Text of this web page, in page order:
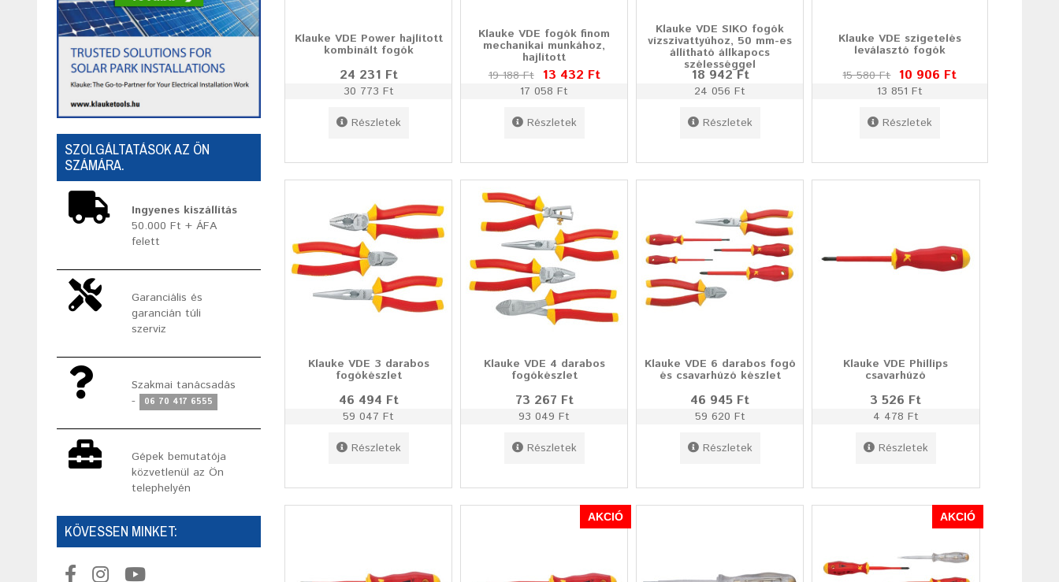
SZOLGÁLTATÁSOK AZ ÖN
SZÁMÁRA.
Ingyenes kiszállítás
50.000 Ft + ÁFA
felett
Garanciális és
garancián túli
szerviz
Szakmai tanácsadás
-
06 70 417 6555
Gépek bemutatója
közvetlenül az Ön
telephelyén
KÖVESSEN MINKET:
Klauke VDE Power hajlított
kombinált fogók
24 231 Ft
30 773 Ft
Részletek
Klauke VDE fogók finom
mechanikai munkához,
hajlított
19 188 Ft 13 432 Ft
17 058 Ft
Részletek
Klauke VDE SIKO fogók
vízszivattyúhoz, 50 mm-es
állítható állkapocs
szélességgel
18 942 Ft
24 056 Ft
Részletek
Klauke VDE szigetelés
leválasztó fogók
15 580 Ft 10 906 Ft
13 851 Ft
Részletek
Klauke VDE 3 darabos
fogókészlet
46 494 Ft
59 047 Ft
Részletek
Klauke VDE 4 darabos
fogókészlet
73 267 Ft
93 049 Ft
Részletek
Klauke VDE 6 darabos fogó
és csavarhúzó készlet
46 945 Ft
59 620 Ft
Részletek
Klauke VDE Phillips
csavarhúzó
3 526 Ft
4 478 Ft
Részletek
AKCIÓ AKCIÓ